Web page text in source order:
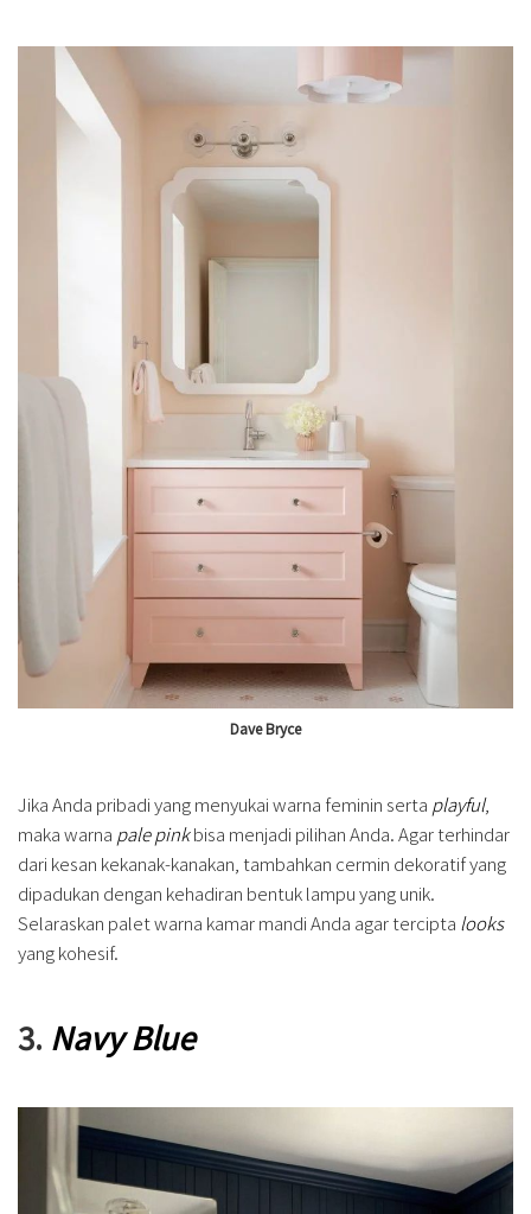
Dave Bryce
Jika Anda pribadi yang menyukai warna feminin serta playful,
maka warna pale pinkbisa menjadi pilihan Anda. Agar terhindar
dari kesan kekanak-kanakan, tambahkan cermin dekoratif yang
dipadukan dengan kehadiran bentuk lampu yang unik.
Selaraskan palet warna kamar mandi Anda agar tercipta looks
yang kohesif.
3. Navy Blue